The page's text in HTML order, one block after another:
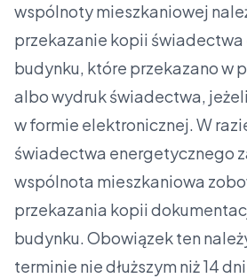
wspólnoty mieszkaniowej
przekazanie kopii
budynku, które przekazano w
albo wydruk świadectwa,
w formie elektronicznej. W
świadectwa energetycznego
wspólnota mieszkaniowa
przekazania kopii
budynku. Obowiązek ten
terminie nie dłuższym niż 14